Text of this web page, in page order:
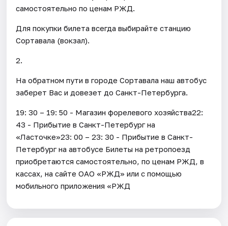
самостоятельно по ценам РЖД.
Для покупки билета всегда выбирайте станцию
Сортавала (вокзал).
2.
На обратном пути в городе Сортавала наш автобус
заберет Вас и довезет до Санкт-Петербурга.
19: 30 – 19: 50 - Магазин форелевого хозяйства22:
43 - Прибытие в Санкт-Петербург на
«Ласточке»23: 00 – 23: 30 - Прибытие в Санкт-
Петербург на автобусе Билеты на ретропоезд
приобретаются самостоятельно, по ценам РЖД, в
кассах, на сайте ОАО «РЖД» или с помощью
мобильного приложения «РЖД